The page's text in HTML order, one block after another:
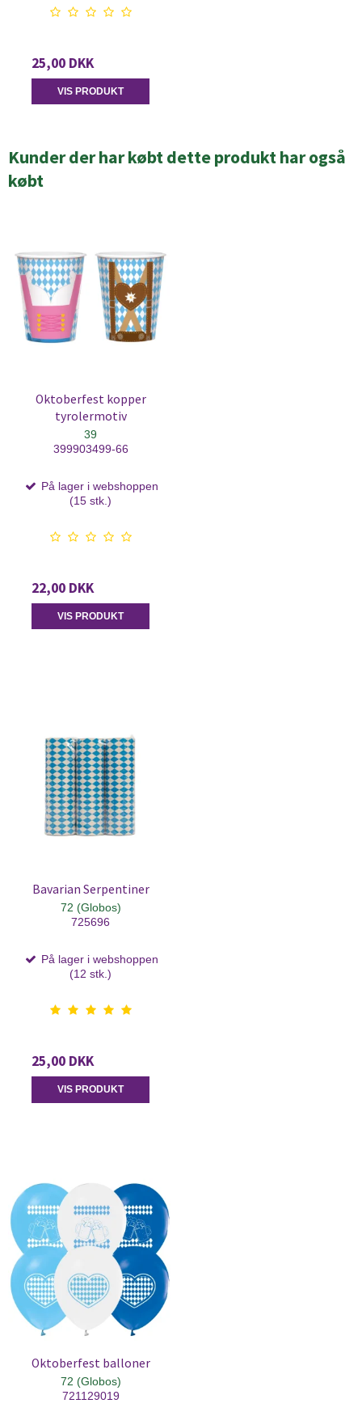
25,00 DKK
VIS PRODUKT
Kunder der har købt dette produkt har også
købt
Oktoberfest kopper
tyrolermotiv
39
399903499-66
På lager i webshoppen
(15 stk.)
22,00 DKK
VIS PRODUKT
Bavarian Serpentiner
72 (Globos)
725696
På lager i webshoppen
(12 stk.)
25,00 DKK
VIS PRODUKT
Oktoberfest balloner
72 (Globos)
721129019